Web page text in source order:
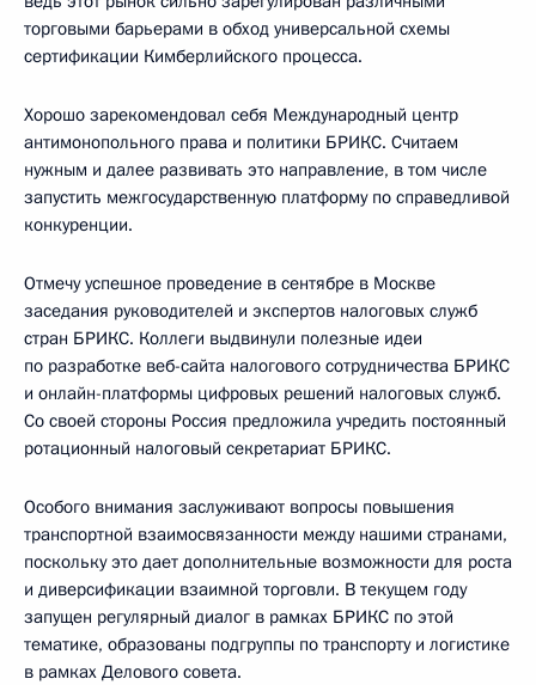
торговыми барьерами в обход универсальной схемы
сертификации Кимберлийского процесса.
Хорошо зарекомендовал себя Международный центр
антимонопольного права и политики БРИКС. Считаем
нужным и далее развивать это направление, в том числе
запустить межгосударственную платформу по справедливой
конкуренции.
Отмечу успешное проведение в сентябре в Москве
заседания руководителей и экспертов налоговых служб
стран БРИКС. Коллеги выдвинули полезные идеи
по разработке веб-сайта налогового сотрудничества БРИКС
и онлайн-платформы цифровых решений налоговых служб.
Со своей стороны Россия предложила учредить постоянный
ротационный налоговый секретариат БРИКС.
Особого внимания заслуживают вопросы повышения
транспортной взаимосвязанности между нашими странами,
поскольку это дает дополнительные возможности для роста
и диверсификации взаимной торговли. В текущем году
запущен регулярный диалог в рамках БРИКС по этой
тематике, образованы подгруппы по транспорту и логистике
в рамках Делового совета.